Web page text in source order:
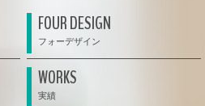
FOUR DESIGN
WORKS